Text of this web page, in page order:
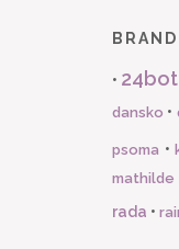
BRAND
•
dansko •
psoma •
mathilde
rada •